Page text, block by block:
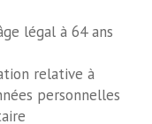
légal à 64 ans
relative à
personnelles